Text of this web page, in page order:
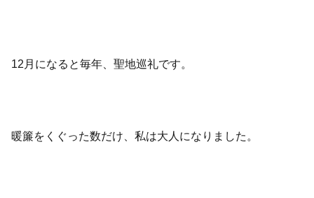
12月になると毎年、聖地巡礼です。
暖簾をくぐった数だけ、私は大人になりました。